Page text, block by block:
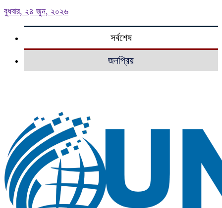
বুধবার, ২৪ জুন, ২০২৬
সর্বশেষ
জনপ্রিয়